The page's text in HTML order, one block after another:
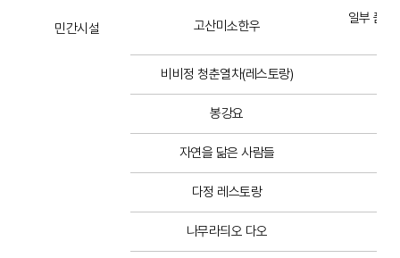
민간시설 고산미소한우 일부 품
비비정 청춘열차(레스토랑)
봉강요
자연을 닮은 사람들
다정 레스토랑
나무라듸오 다오